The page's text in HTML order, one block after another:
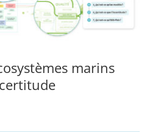
marins